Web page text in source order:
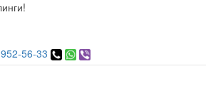
56-33